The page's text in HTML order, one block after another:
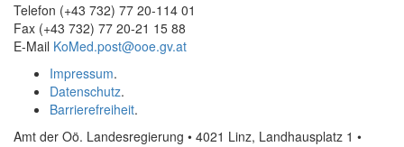
Telefon (+43 732) 77 20-114 01
Fax (+43 732) 77 20-21 15 88
E-Mail KoMed.post@ooe.gv.at
Impressum.
Datenschutz.
Barrierefreiheit.
Amt der Oö. Landesregierung • 4021 Linz, Landhausplatz 1 •